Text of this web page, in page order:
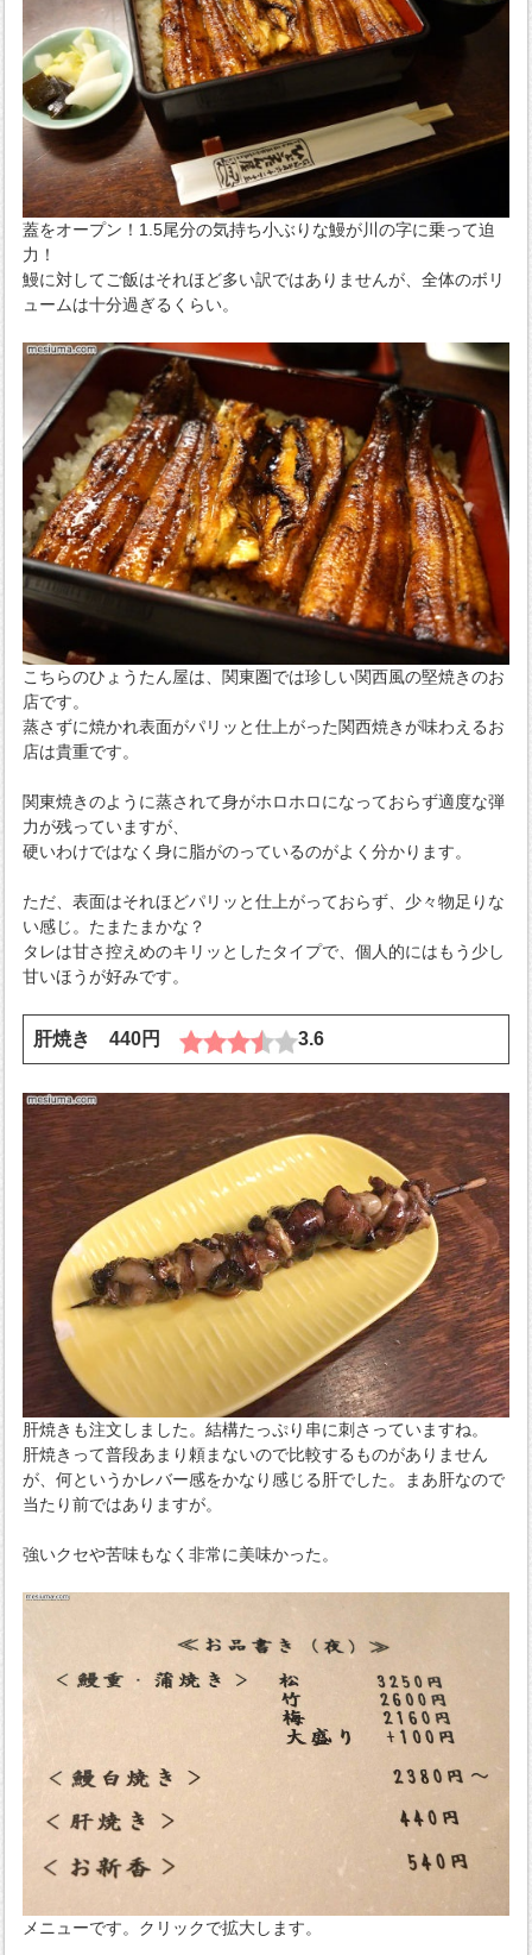
蓋をオープン！1.5尾分の気持ち小ぶりな鰻が川の字に乗って迫
力！
鰻に対してご飯はそれほど多い訳ではありませんが、全体のボリ
ュームは十分過ぎるくらい。
こちらのひょうたん屋は、関東圏では珍しい関西風の堅焼きのお
店です。
蒸さずに焼かれ表面がパリッと仕上がった関西焼きが味わえるお
店は貴重です。
関東焼きのように蒸されて身がホロホロになっておらず適度な弾
力が残っていますが、
硬いわけではなく身に脂がのっているのがよく分かります。
ただ、表面はそれほどパリッと仕上がっておらず、少々物足りな
い感じ。たまたまかな？
タレは甘さ控えめのキリッとしたタイプで、個人的にはもう少し
甘いほうが好みです。
肝焼き 440円 3.6
肝焼きも注文しました。結構たっぷり串に刺さっていますね。
肝焼きって普段あまり頼まないので比較するものがありません
が、何というかレバー感をかなり感じる肝でした。まあ肝なので
当たり前ではありますが。
強いクセや苦味もなく非常に美味かった。
メニューです。クリックで拡大します。